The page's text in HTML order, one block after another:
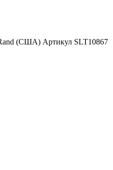
(США) Артикул SLT10867